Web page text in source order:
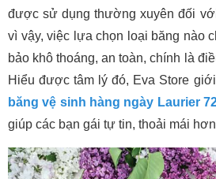
được sử dụng thường xuyên đối
vì vậy, việc lựa chọn loại băng nào
bảo khô thoáng, an toàn, chính là
Hiểu được tâm lý đó, Eva Store
băng vệ sinh hàng ngày Laurier
giúp các bạn gái tự tin, thoải mái